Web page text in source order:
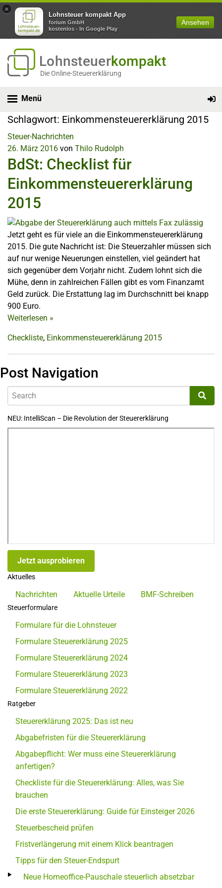
×
Lohnsteuer kompakt App
forium GmbH
kostenlos - In Google Play
Ansehen
Lohnsteuerkompakt
Die Online-Steuererklärung
Menü
Schlagwort: Einkommensteuererklärung 2015
Steuer-Nachrichten
26. März 2016 von Thilo Rudolph
BdSt: Checklist für
Einkommensteuererklärung
2015
Jetzt geht es für viele an die Einkommensteuererklärung
2015. Die gute Nachricht ist: Die Steuerzahler müssen sich
auf nur wenige Neuerungen einstellen, viel geändert hat
sich gegenüber dem Vorjahr nicht. Zudem lohnt sich die
Mühe, denn in zahlreichen Fällen gibt es vom Finanzamt
Geld zurück. Die Erstattung lag im Durchschnitt bei knapp
900 Euro.
Weiterlesen »
Checkliste, Einkommensteuererklärung 2015
Post Navigation
NEU: IntelliScan – Die Revolution der Steuererklärung
Jetzt ausprobieren
Aktuelles
Nachrichten Aktuelle Urteile BMF-Schreiben
Steuerformulare
Formulare für die Lohnsteuer
Formulare Steuererklärung 2025
Formulare Steuererklärung 2024
Formulare Steuererklärung 2023
Formulare Steuererklärung 2022
Ratgeber
Steuererklärung 2025: Das ist neu
Abgabefristen für die Steuererklärung
Abgabepflicht: Wer muss eine Steuererklärung
anfertigen?
Checkliste für die Steuererklärung: Alles, was Sie
brauchen
Die erste Steuererklärung: Guide für Einsteiger 2026
Steuerbescheid prüfen
Fristverlängerung mit einem Klick beantragen
Tipps für den Steuer-Endspurt
Neue Homeoffice-Pauschale steuerlich absetzbar